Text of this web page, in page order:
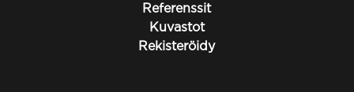
Referenssit
Kuvastot
Rekisteröidy